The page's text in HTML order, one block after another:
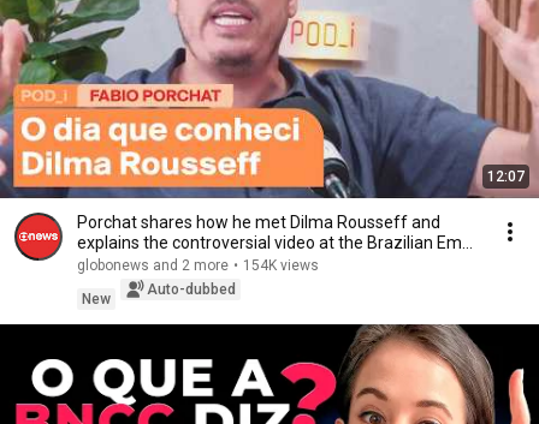
12:07
Porchat shares how he met Dilma Rousseff and
explains the controversial video at the Brazilian Em...
globonews and 2 more • 154K views
New
Auto-dubbed